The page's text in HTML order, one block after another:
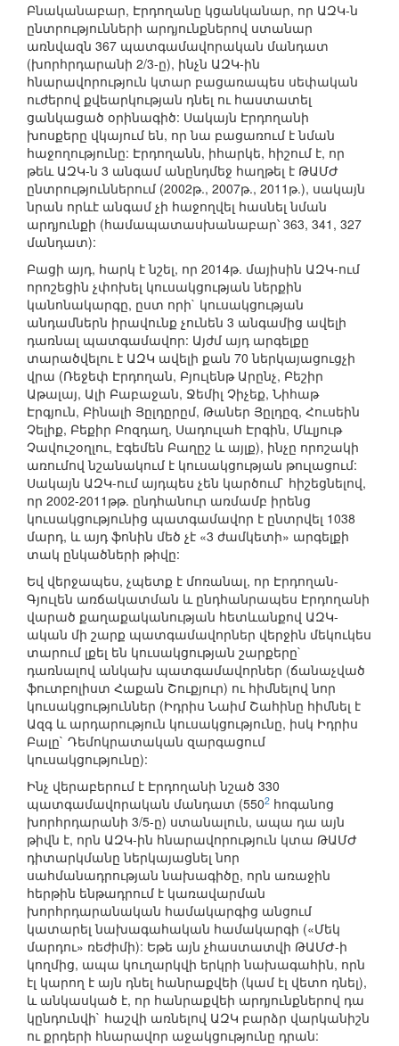
Բնականաբար, Էրդողանը կցանկանար, որ ԱԶԿ-ն
ընտրությունների արդյունքներով ստանար
առնվազն 367 պատգամավորական մանդատ
(խորհրդարանի 2/3-ը), ինչն ԱԶԿ-ին
հնարավորություն կտար բացառապես սեփական
ուժերով քվեարկության դնել ու հաստատել
ցանկացած օրինագիծ: Սակայն Էրդողանի
խոսքերը վկայում են, որ նա բացառում է նման
հաջողությունը: Էրդողանն, իհարկե, հիշում է, որ
թեև ԱԶԿ-ն 3 անգամ անընդմեջ հաղթել է ԹԱՄԺ
ընտրություններում (2002թ., 2007թ., 2011թ.), սակայն
նրան որևէ անգամ չի հաջողվել հասնել նման
արդյունքի (համապատասխանաբար՝ 363, 341, 327
մանդատ):
Բացի այդ, հարկ է նշել, որ 2014թ. մայիսին ԱԶԿ-ում
որոշեցին չփոխել կուսակցության ներքին
կանոնակարգը, ըստ որի` կուսակցության
անդամներն իրավունք չունեն 3 անգամից ավելի
դառնալ պատգամավոր: Այժմ այդ արգելքը
տարածվելու է ԱԶԿ ավելի քան 70 ներկայացուցչի
վրա (Ռեջեփ Էրդողան, Բյուլենթ Արընչ, Բեշիր
Աթալայ, Ալի Բաբաջան, Ջեմիլ Չիչեք, Նիհաթ
Էրգյուն, Բինալի Յըլդըրըմ, Թաներ Յըլդըզ, Հուսեին
Չելիք, Բեքիր Բոզդաղ, Սադուլահ Էրգին, Մևլյութ
Չավուշօղլու, Էգեմեն Բաղըշ և այլք), ինչը որոշակի
առումով նշանակում է կուսակցության թուլացում:
Սակայն ԱԶԿ-ում այդպես չեն կարծում` հիշեցնելով,
որ 2002-2011թթ. ընդհանուր առմամբ իրենց
կուսակցությունից պատգամավոր է ընտրվել 1038
մարդ, և այդ ֆոնին մեծ չէ «3 ժամկետի» արգելքի
տակ ընկածների թիվը:
Եվ վերջապես, չպետք է մոռանալ, որ Էրդողան-
Գյուլեն առճակատման և ընդհանրապես Էրդողանի
վարած քաղաքականության հետևանքով ԱԶԿ-
ական մի շարք պատգամավորներ վերջին մեկուկես
տարում լքել են կուսակցության շարքերը`
դառնալով անկախ պատգամավորներ (ճանաչված
ֆուտբոլիստ Հաքան Շուքյուր) ու հիմնելով նոր
կուսակցություններ (Իդրիս Նաիմ Շահինը հիմնել է
Ազգ և արդարություն կուսակցությունը, իսկ Իդրիս
Բալը` Դեմոկրատական զարգացում
կուսակցությունը):
Ինչ վերաբերում է Էրդողանի նշած 330
պատգամավորական մանդատ (5502 հոգանոց
խորհրդարանի 3/5-ը) ստանալուն, ապա դա այն
թիվն է, որն ԱԶԿ-ին հնարավորություն կտա ԹԱՄԺ
դիտարկմանը ներկայացնել նոր
սահմանադրության նախագիծը, որն առաջին
հերթին ենթադրում է կառավարման
խորհրդարանական համակարգից անցում
կատարել նախագահական համակարգի («Մեկ
մարդու» ռեժիմի): Եթե այն չհաստատվի ԹԱՄԺ-ի
կողմից, ապա կուղարկվի երկրի նախագահին, որն
էլ կարող է այն դնել հանրաքվեի (կամ էլ վետո դնել),
և անկասկած է, որ հանրաքվեի արդյունքներով դա
կընդունվի` հաշվի առնելով ԱԶԿ բարձր վարկանիշն
ու քրդերի հնարավոր աջակցությունը դրան: